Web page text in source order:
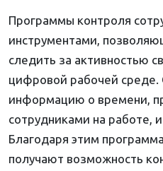
Программы контроля
инструментами,
следить за активностью
цифровой рабочей
информацию о времени,
сотрудниками на работе,
Благодаря этим
получают возможность